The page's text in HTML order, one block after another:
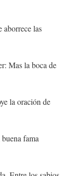
aborrece las
Mas la boca de
la oración de
fama